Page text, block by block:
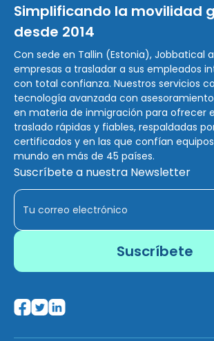
Simplificando la movilidad
desde 2014
Con sede en Tallin (Estonia), Jobbatical
empresas a trasladar a sus empleados
con total confianza. Nuestros servicios
tecnología avanzada con
en materia de inmigración para ofrecer
traslado rápidas y fiables, respaldadas
certificados y en las que confían
mundo en más de 45 países.
Suscríbete a nuestra Newsletter